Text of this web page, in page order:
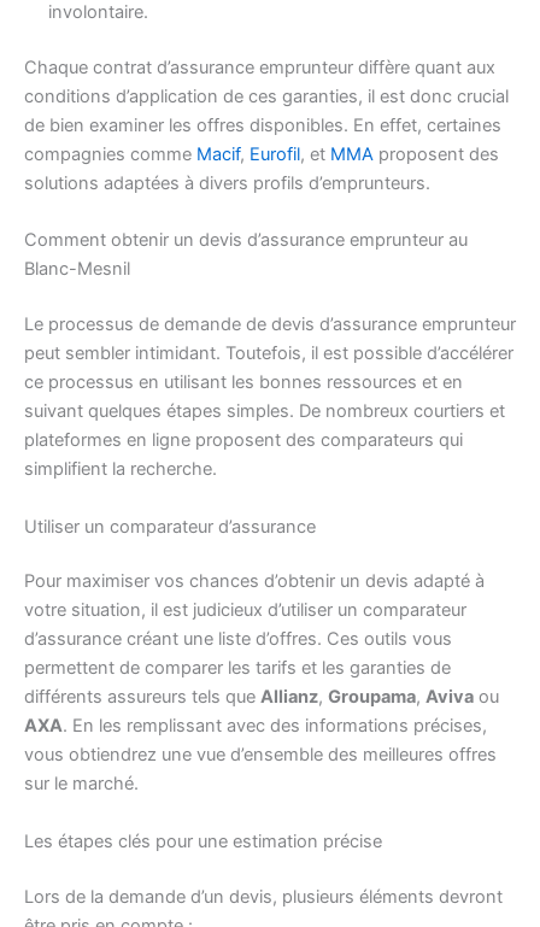
involontaire.
Chaque contrat d’assurance emprunteur diffère quant aux
conditions d’application de ces garanties, il est donc crucial
de bien examiner les offres disponibles. En effet, certaines
compagnies comme Macif, Eurofil, et MMA proposent des
solutions adaptées à divers profils d’emprunteurs.
Comment obtenir un devis d’assurance emprunteur au
Blanc-Mesnil
Le processus de demande de devis d’assurance emprunteur
peut sembler intimidant. Toutefois, il est possible d’accélérer
ce processus en utilisant les bonnes ressources et en
suivant quelques étapes simples. De nombreux courtiers et
plateformes en ligne proposent des comparateurs qui
simplifient la recherche.
Utiliser un comparateur d’assurance
Pour maximiser vos chances d’obtenir un devis adapté à
votre situation, il est judicieux d’utiliser un comparateur
d’assurance créant une liste d’offres. Ces outils vous
permettent de comparer les tarifs et les garanties de
différents assureurs tels que Allianz, Groupama, Aviva ou
AXA. En les remplissant avec des informations précises,
vous obtiendrez une vue d’ensemble des meilleures offres
sur le marché.
Les étapes clés pour une estimation précise
Lors de la demande d’un devis, plusieurs éléments devront